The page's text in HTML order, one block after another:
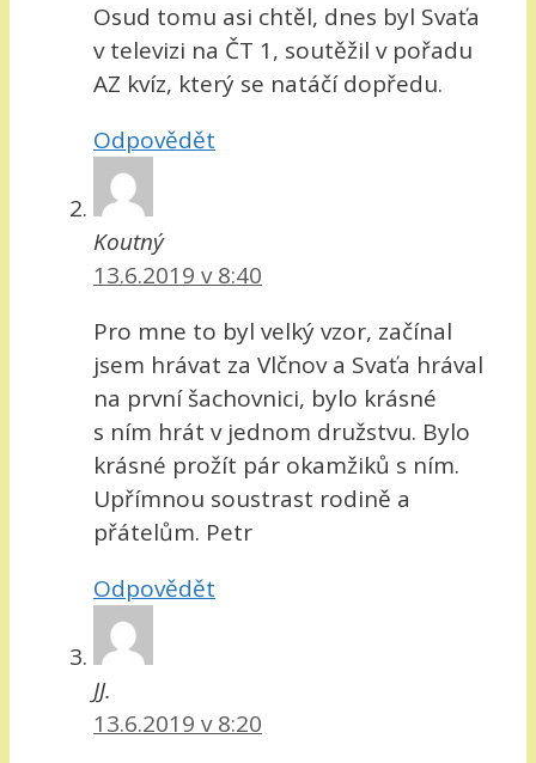
Osud tomu asi chtěl, dnes byl Svaťa
v televizi na ČT 1, soutěžil v pořadu
AZ kvíz, který se natáčí dopředu.
Odpovědět
Koutný
13.6.2019 v 8:40
Pro mne to byl velký vzor, začínal
jsem hrávat za Vlčnov a Svaťa hrával
na první šachovnici, bylo krásné
s ním hrát v jednom družstvu. Bylo
krásné prožít pár okamžiků s ním.
Upřímnou soustrast rodině a
přátelům. Petr
Odpovědět
JJ.
13.6.2019 v 8:20